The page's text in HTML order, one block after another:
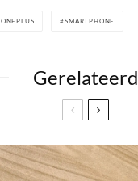
ONEPLUS SMARTPHONE
Gerelateerd